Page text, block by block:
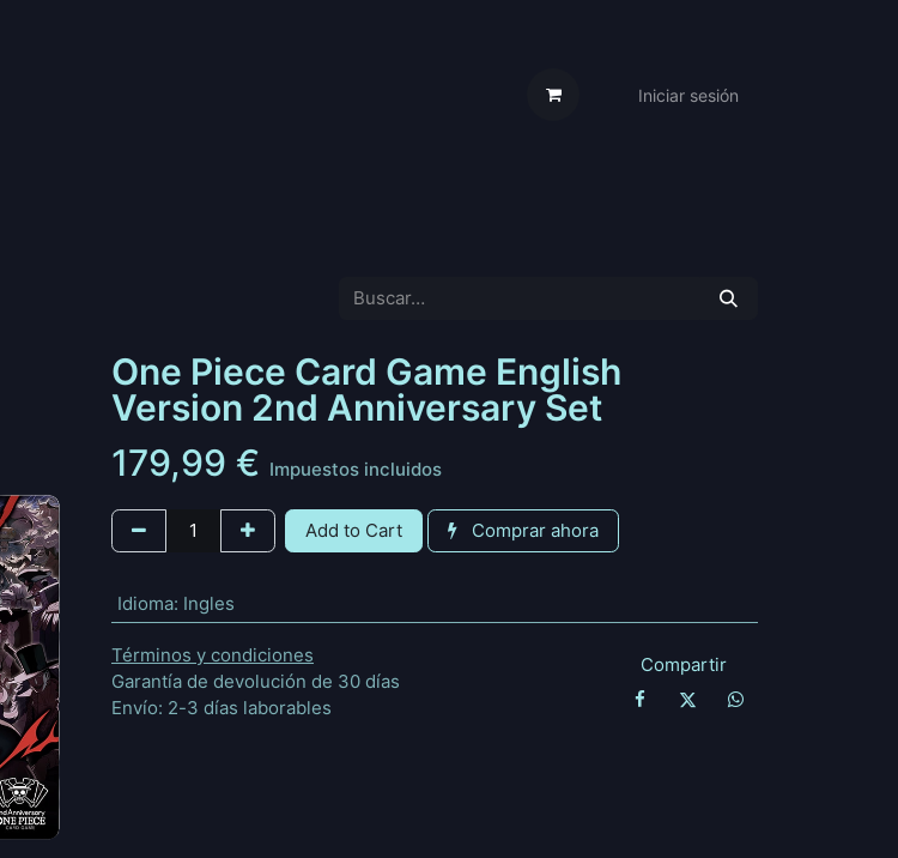
Iniciar sesión
One Piece Card Game English
Version 2nd Anniversary Set
179,99 € Impuestos incluidos
Add to Cart Comprar ahora
Idioma: Ingles
Términos y condiciones
Garantía de devolución de 30 días
Envío: 2-3 días laborables
Compartir